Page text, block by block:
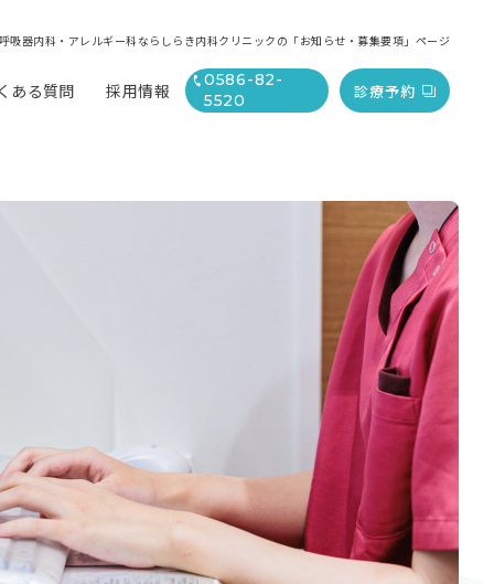
吸器内科・アレルギー科ならしらき内科クリニックの「お知らせ・募集要項」ページ
ある質問 採用情報 診療予約
0586-82-
5520